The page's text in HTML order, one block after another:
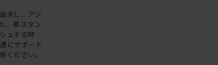
求し、アジ
、新スタン
ュする時
にサポート
ください。